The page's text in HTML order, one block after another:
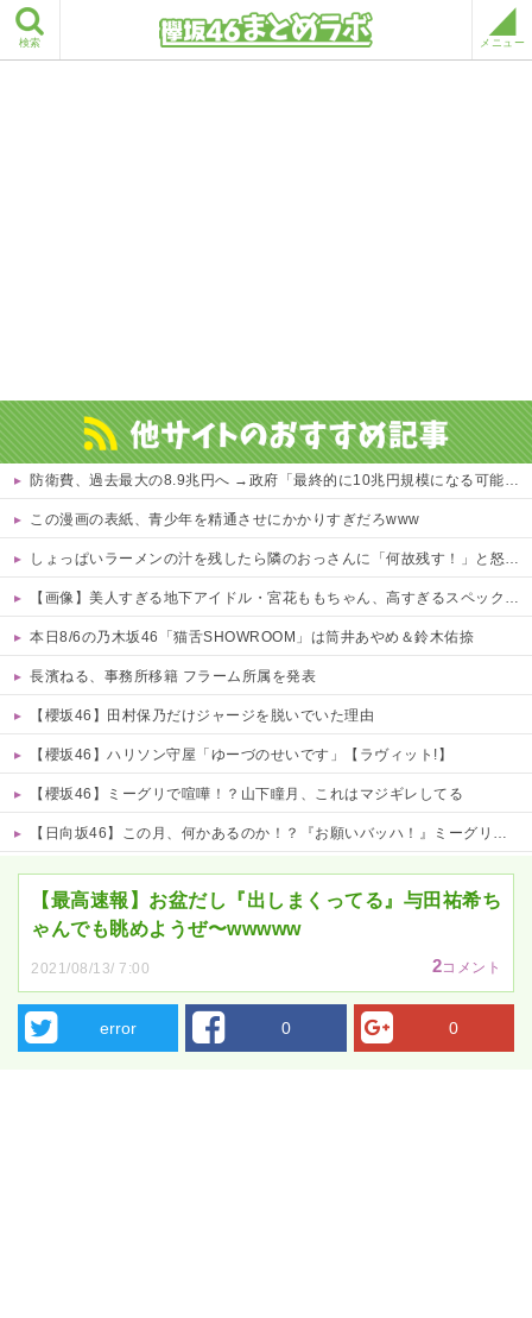
検索 メニュー
防衛費、過去最大の8.9兆円へ →政府「最終的に10兆円規模になる可能性」
この漫画の表紙、青少年を精通させにかかりすぎだろwww
しょっぱいラーメンの汁を残したら隣のおっさんに「何故残す！」と怒鳴られた……友人にも「スープが本体だろあり得ない」と説教されたんだが、塩分過剰だし味の好みは自由だろ！
【画像】美人すぎる地下アイドル・宮花ももちゃん、高すぎるスペックがこちらｗｗｗｗ 他
本日8/6の乃木坂46「猫舌SHOWROOM」は筒井あやめ＆鈴木佑捺
長濱ねる、事務所移籍 フラーム所属を発表
【櫻坂46】田村保乃だけジャージを脱いでいた理由
【櫻坂46】ハリソン守屋「ゆーづのせいです」【ラヴィット!】
【櫻坂46】ミーグリで喧嘩！？山下瞳月、これはマジギレしてる
【日向坂46】この月、何かあるのか！？『お願いバッハ！』ミーグリ日程がこちら
【最高速報】お盆だし『出しまくってる』与田祐希ち
ゃんでも眺めようぜ〜wwwww
2021/08/13/ 7:00 2コメント
error 0 0